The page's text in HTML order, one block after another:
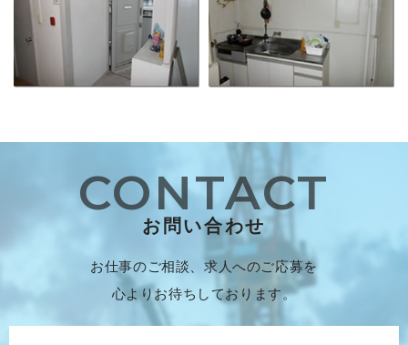
CONTACT
お問い合わせ
お仕事のご相談、求人へのご応募を
心よりお待ちしております。